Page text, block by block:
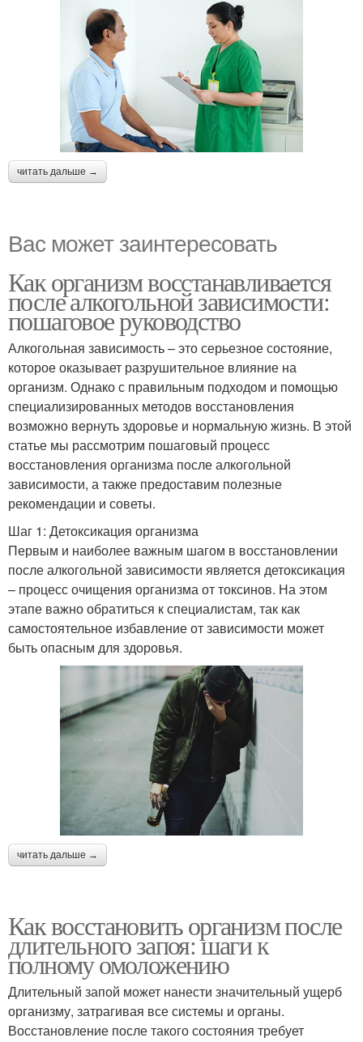
читать дальше →
Вас может заинтересовать
Как организм восстанавливается
после алкогольной зависимости:
пошаговое руководство
Алкогольная зависимость – это серьезное состояние,
которое оказывает разрушительное влияние на
организм. Однако с правильным подходом и помощью
специализированных методов восстановления
возможно вернуть здоровье и нормальную жизнь. В этой
статье мы рассмотрим пошаговый процесс
восстановления организма после алкогольной
зависимости, а также предоставим полезные
рекомендации и советы.
Шаг 1: Детоксикация организма
Первым и наиболее важным шагом в восстановлении
после алкогольной зависимости является детоксикация
– процесс очищения организма от токсинов. На этом
этапе важно обратиться к специалистам, так как
самостоятельное избавление от зависимости может
быть опасным для здоровья.
читать дальше →
Как восстановить организм после
длительного запоя: шаги к
полному омоложению
Длительный запой может нанести значительный ущерб
организму, затрагивая все системы и органы.
Восстановление после такого состояния требует